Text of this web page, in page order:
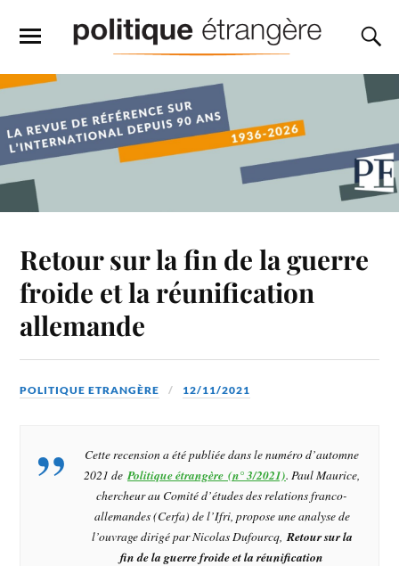
Retour sur la fin de la guerre
froide et la réunification
allemande
POLITIQUE ETRANGÈRE 12/11/2021
Cette recension a été publiée dans le numéro d’automne
2021 dePolitique étrangère (n° 3/2021). Paul Maurice,
chercheur au Comité d’études des relations franco-
allemandes (Cerfa) de l’Ifri, propose une analyse de
l’ouvrage dirigé par Nicolas Dufourcq,Retour sur la
fin de la guerre froide et la réunification